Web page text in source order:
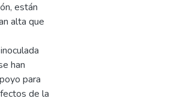
están
alta que
han
para
de la